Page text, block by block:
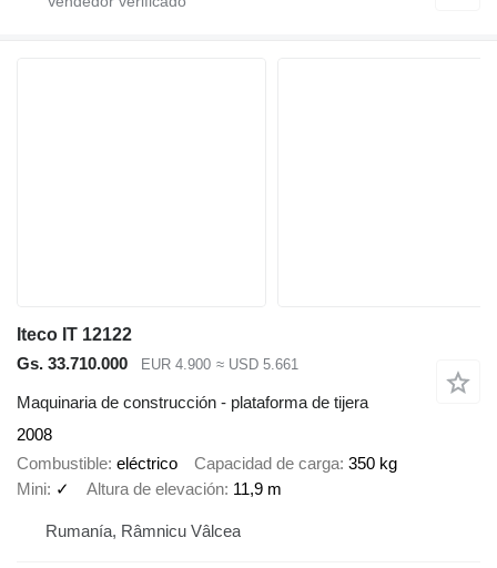
Iteco IT 12122
Gs. 33.710.000
EUR 4.900 ≈ USD 5.661
Maquinaria de construcción - plataforma de tijera
2008
Combustible eléctrico Capacidad de carga 350 kg
Mini ✓ Altura de elevación 11,9 m
Rumanía, Râmnicu Vâlcea